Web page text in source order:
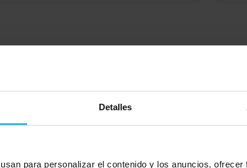
Detalles
para personalizar el contenido y los anuncios,
jóvenes y